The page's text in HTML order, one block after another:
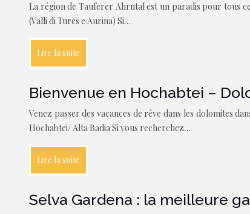
La région de Tauferer Ahrntal est un paradis pour tous
(Valli di Tures e Aurina) Si…
Lire la suite
Bienvenue en Hochabtei –
Venez passer des vacances de rêve dans les dolomites
Hochabtei/ Alta Badia Si vous recherchez…
Lire la suite
Selva Gardena : la meilleure